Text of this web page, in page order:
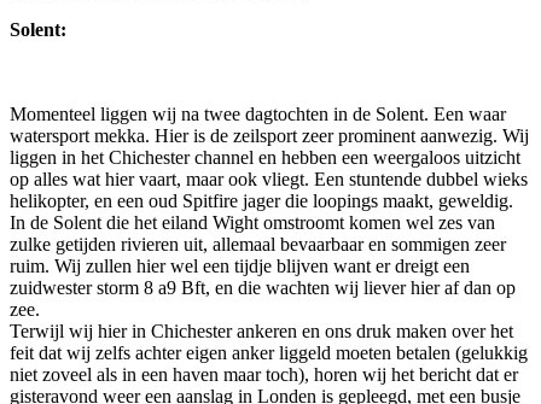
Solent:
Momenteel liggen wij na twee dagtochten in de Solent. Een waar
watersport mekka. Hier is de zeilsport zeer prominent aanwezig. Wij
liggen in het Chichester channel en hebben een weergaloos uitzicht
op alles wat hier vaart, maar ook vliegt. Een stuntende dubbel wieks
helikopter, en een oud Spitfire jager die loopings maakt, geweldig.
In de Solent die het eiland Wight omstroomt komen wel zes van
zulke getijden rivieren uit, allemaal bevaarbaar en sommigen zeer
ruim. Wij zullen hier wel een tijdje blijven want er dreigt een
zuidwester storm 8 a9 Bft, en die wachten wij liever hier af dan op
zee.
Terwijl wij hier in Chichester ankeren en ons druk maken over het
feit dat wij zelfs achter eigen anker liggeld moeten betalen (gelukkig
niet zoveel als in een haven maar toch), horen wij het bericht dat er
gisteravond weer een aanslag in Londen is gepleegd, met een busje